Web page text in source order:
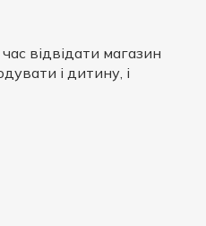
відвідати магазин
і дитину, і